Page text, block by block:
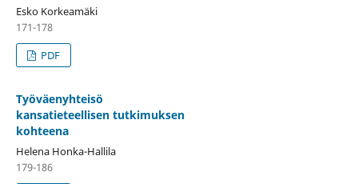
Esko Korkeamäki
171-178
PDF
Työväenyhteisö
kansatieteellisen tutkimuksen
kohteena
Helena Honka-Hallila
179-186